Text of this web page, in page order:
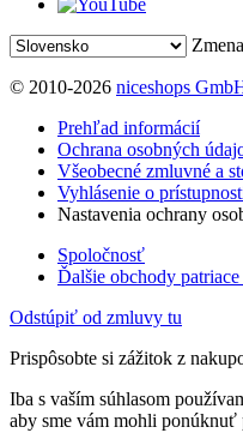
© 2010-2026 niceshops
Prehľad informácií
Ochrana osobných
Všeobecné zmluvné a
Vyhlásenie o
Nastavenia ochrany
Spoločnosť
Ďalšie obchody
Odstúpiť od zmluvy tu
Prispôsobte si zážitok z
Iba s vaším súhlasom
aby sme vám mohli